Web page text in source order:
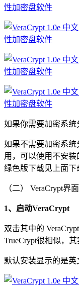
如果你需要加密系统
如果不需要加密系
用，可以使用不安装
绿色版下载见上面下
（二） VeraCrypt界
1、启动VeraCrypt
双击其中的
TrueCrypt很相似，其
默认安装显示的是英